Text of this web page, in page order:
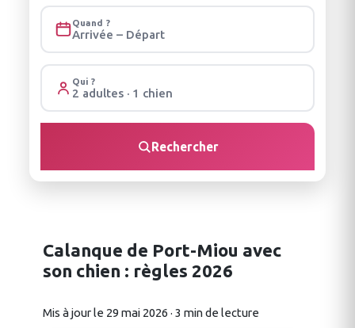
Quand ?
Arrivée – Départ
Qui ?
2 adultes · 1 chien
Rechercher
Calanque de Port-Miou avec
son chien : règles 2026
Mis à jour le 29 mai 2026 · 3 min de lecture